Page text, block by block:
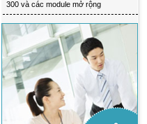
300 và các module mở rộng